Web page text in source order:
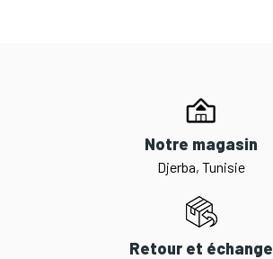
Notre magasin
Djerba, Tunisie
Retour et échange